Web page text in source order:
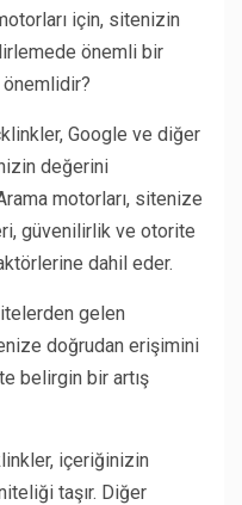
için, sitenizin
önemli bir
Google ve diğer
değerini
motorları, sitenize
güvenilirlik ve otorite
dahil eder.
gelen
doğrudan erişimini
belirgin bir artış
içeriğinizin
taşır. Diğer